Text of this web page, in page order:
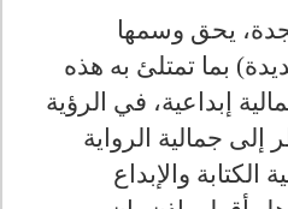
يحق وسمها
بما تمتلئ به هذه
إبداعية، في الرؤية
إلى جمالية الرواية
الكتابة والإبداع